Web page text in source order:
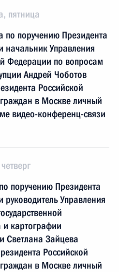
пятница
по поручению Президента
начальник Управления
Федерации по вопросам
Андрей Чоботов
Российской
в Москве личный
видео-конференц-связи
поручению Президента
Управления
и картографии
Светлана Зайцева
Российской
в Москве личный